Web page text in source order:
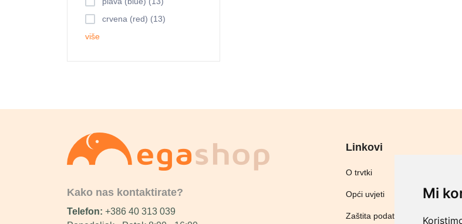
Mi
crvena (red) (13)
više
Kako nas kontaktirate?
Telefon: +386 40 313 039
Linkovi
O trvtki
Opći uvjeti
Zaštita podataka